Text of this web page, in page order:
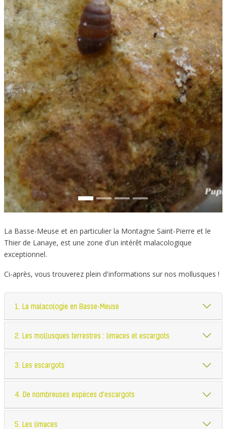
Previous Next
La Basse-Meuse et en particulier la Montagne Saint-Pierre et le
Thier de Lanaye, est une zone d'un intérêt malacologique
exceptionnel.
Ci-après, vous trouverez plein d'informations sur nos mollusques !
1. La malacologie en Basse-Meuse
2. Les mollusques terrestres : limaces et escargots
3. Les escargots
4. De nombreuses espèces d'escargots
5. Les limaces